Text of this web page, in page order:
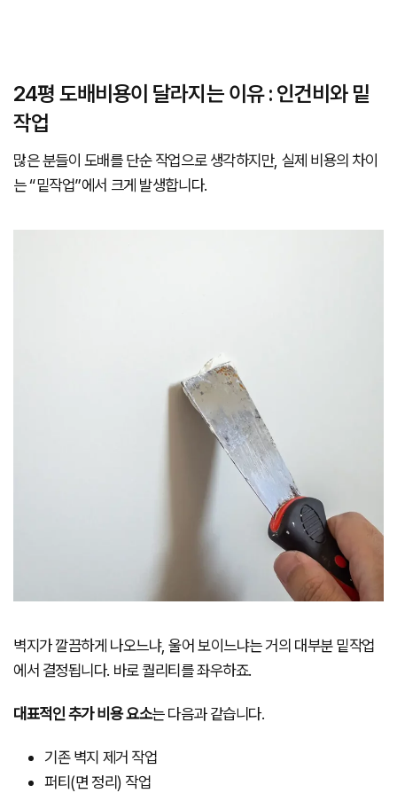
24평 도배비용이 달라지는 이유 : 인건비와 밑
작업
많은 분들이 도배를 단순 작업으로 생각하지만, 실제 비용의 차이
는 “밑작업”에서 크게 발생합니다.
벽지가 깔끔하게 나오느냐, 울어 보이느냐는 거의 대부분 밑작업
에서 결정됩니다. 바로 퀄리티를 좌우하죠.
대표적인 추가 비용 요소는 다음과 같습니다.
기존 벽지 제거 작업
퍼티(면 정리) 작업